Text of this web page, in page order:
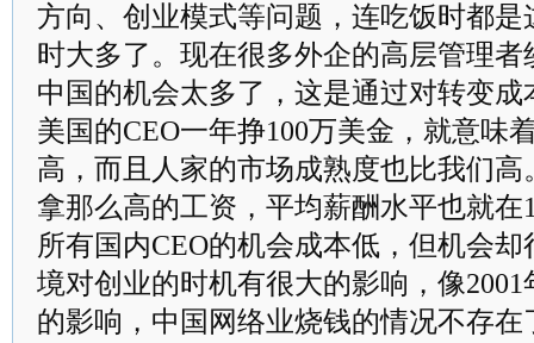
方向、创业模式等问题，连吃饭时都
时大多了。现在很多外企的高层管理
中国的机会太多了，这是通过对转变
美国的CEO一年挣100万美金，就意味
高，而且人家的市场成熟度也比我们高
拿那么高的工资，平均薪酬水平也就在
所有国内CEO的机会成本低，但机会
境对创业的时机有很大的影响，像
的影响，中国网络业烧钱的情况不存